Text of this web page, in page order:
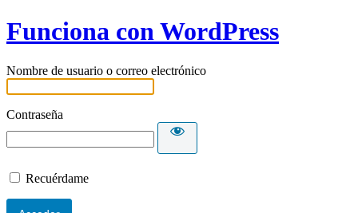
Funciona con WordPress
Nombre de usuario o correo electrónico
Contraseña
Recuérdame